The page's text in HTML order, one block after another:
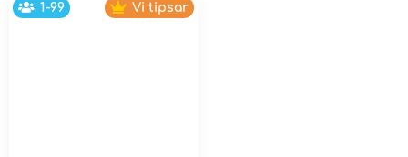
1-99 Vi tipsar